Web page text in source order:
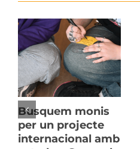
Busquem monis
per un projecte
internacional amb